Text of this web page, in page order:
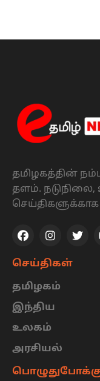
தமிழகத்தின்
தளம்.
செய்திகள்
தமிழகம்
இந்திய
உலகம்
அரசியல்